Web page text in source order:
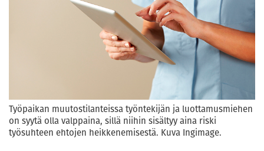
Työpaikan muutostilanteissa työntekijän ja luottamusmiehen
on syytä olla valppaina, sillä niihin sisältyy aina riski
työsuhteen ehtojen heikkenemisestä. Kuva Ingimage.